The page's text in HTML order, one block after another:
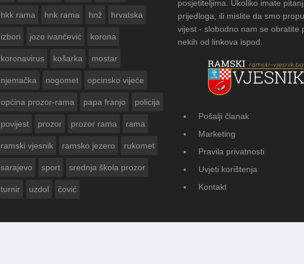
FOTOGALERIJA: Čuvanje običaja u
hkk rama hnk rama hnž hrvatska
izbori jozo ivančević korona
koronavirus košarka mostar
njemačka nogomet opcinsko vijeće
općina prozor-rama papa franjo policija
povijest prozor prozor rama rama
ramski vjesnik ramsko jezero rukomet
sarajevo sport srednja škola prozor
turnir uzdol čović
posjetiteljima. Ukoliko imate
prijedloga, ili mislite da smo
vijest - slobodno nam se obratite
nekih od linkova ispod.
Pošalji članak
Marketing
Pravila privatnosti
Uvjeti korištenja
Kontakt